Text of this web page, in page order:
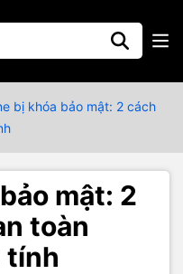
bị khóa bảo mật: 2 cách
mật: 2
toàn
tính